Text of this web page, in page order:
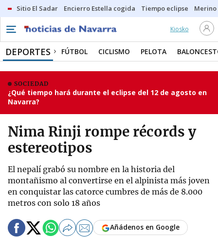
Sitio El Sadar Encierro Estella cogida Tiempo eclipse
Kiosko
DEPORTES FÚTBOL CICLISMO PELOTA
SOCIEDAD
¿Qué tiempo hará durante el eclipse del 12 de agosto en
Navarra?
Nima Rinji rompe récords y
estereotipos
El nepalí grabó su nombre en la historia del
montañismo al convertirse en el alpinista más joven
en conquistar las catorce cumbres de más de 8.000
metros con solo 18 años
Añádenos en Google